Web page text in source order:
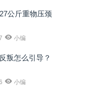
公斤重物压颈
小编
叛怎么引导？
小编